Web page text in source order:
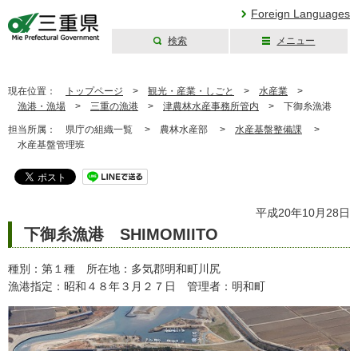
Foreign Languages
検索 メニュー
現在位置： トップページ > 観光・産業・しごと > 水産業 >
漁港・漁場 > 三重の漁港 > 津農林水産事務所管内 > 下御糸漁港
担当所属： 県庁の組織一覧 > 農林水産部 > 水産基盤整備課 >
水産基盤管理班
平成20年10月28日
下御糸漁港 SHIMOMIITO
種別：第１種 所在地：多気郡明和町川尻
漁港指定：昭和４８年３月２７日 管理者：明和町